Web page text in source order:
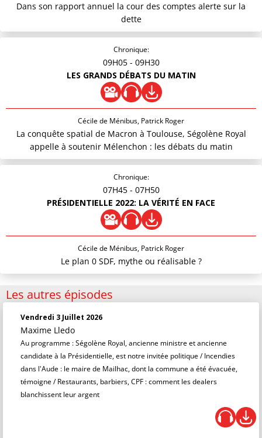
Dans son rapport annuel la cour des comptes alerte sur la
dette
Chronique:
09H05 - 09H30
LES GRANDS DÉBATS DU MATIN
Cécile de Ménibus, Patrick Roger
La conquête spatial de Macron à Toulouse, Ségolène Royal
appelle à soutenir Mélenchon : les débats du matin
Chronique:
07H45 - 07H50
PRÉSIDENTIELLE 2022: LA VÉRITÉ EN FACE
Cécile de Ménibus, Patrick Roger
Le plan 0 SDF, mythe ou réalisable ?
Les autres épisodes
Vendredi 3 Juillet 2026
Maxime Lledo
Au programme : Ségolène Royal, ancienne ministre et ancienne
candidate à la Présidentielle, est notre invitée politique / Incendies
dans l'Aude : le maire de Mailhac, dont la commune a été évacuée,
témoigne / Restaurants, barbiers, CPF : comment les dealers
blanchissent leur argent